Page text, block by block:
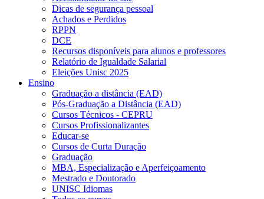
Dicas de segurança pessoal
Achados e Perdidos
RPPN
DCE
Recursos disponíveis para alunos e professores
Relatório de Igualdade Salarial
Eleições Unisc 2025
Ensino
Graduação a distância (EAD)
Pós-Graduação a Distância (EAD)
Cursos Técnicos - CEPRU
Cursos Profissionalizantes
Educar-se
Cursos de Curta Duração
Graduação
MBA, Especialização e Aperfeiçoamento
Mestrado e Doutorado
UNISC Idiomas